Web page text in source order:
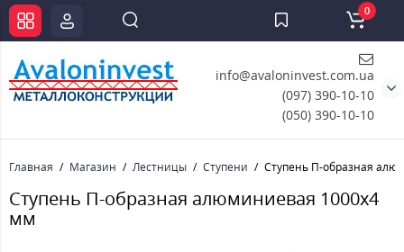
info@avaloninvest.com.ua
(097) 390-10-10
(050) 390-10-10
0
Главная Магазин Лестницы Ступени Ступень П-образная
Ступень П-образная алюминиевая 1000x4
мм